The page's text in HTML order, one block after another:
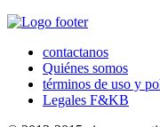
contactanos
Quiénes somos
términos de uso y
Legales F&KB